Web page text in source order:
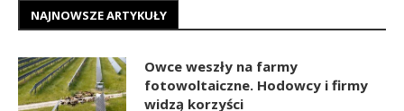
NAJNOWSZE ARTYKUŁY
Owce weszły na farmy
fotowoltaiczne. Hodowcy i firmy
widzą korzyści